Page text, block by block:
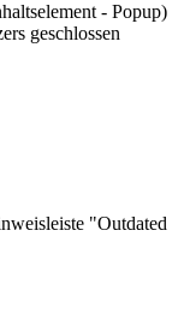
- Popup)
geschlossen
"Outdated